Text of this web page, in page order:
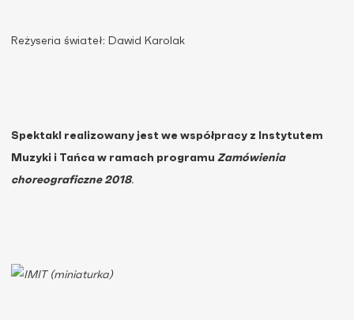
Reżyseria świateł: Dawid Karolak
Spektakl realizowany jest we współpracy z Instytutem
Muzyki i Tańca w ramach programu Zamówienia
choreograficzne 2018.